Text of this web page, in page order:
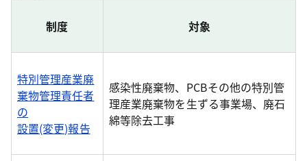
制度 対象
特別管理産業廃
棄物管理責任者
の
設置(変更)報告
感染性廃棄物、PCBその他の特別管
理産業廃棄物を生ずる事業場、廃石
綿等除去工事